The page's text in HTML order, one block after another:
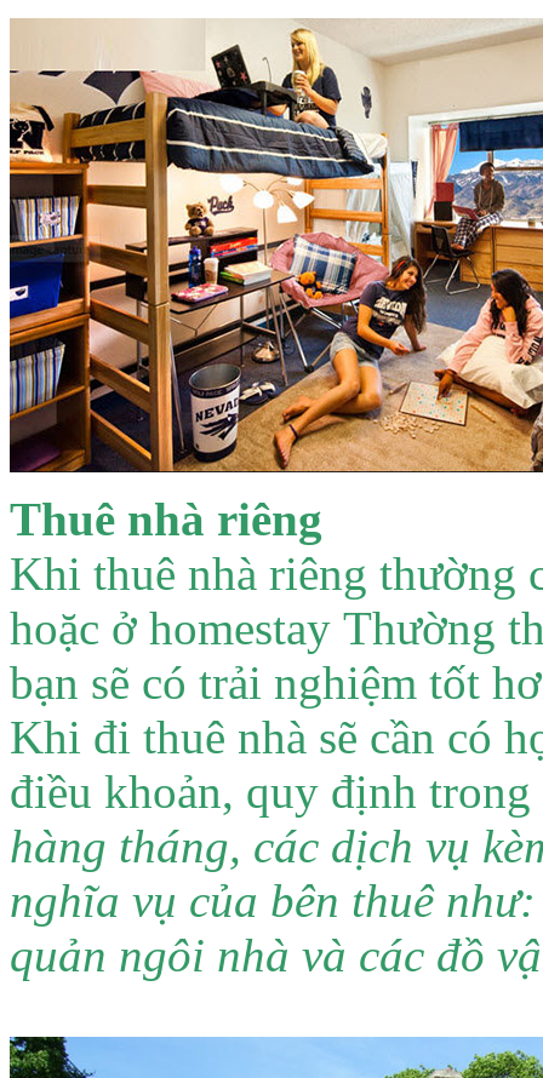
Thuê nhà riêng
Khi thuê nhà riêng thường
hoặc ở homestay Thường
bạn sẽ có trải nghiệm tốt
Khi đi thuê nhà sẽ cần có
điều khoản, quy định trong
hàng tháng, các dịch vụ
nghĩa vụ của bên thuê
quản ngôi nhà và các đồ